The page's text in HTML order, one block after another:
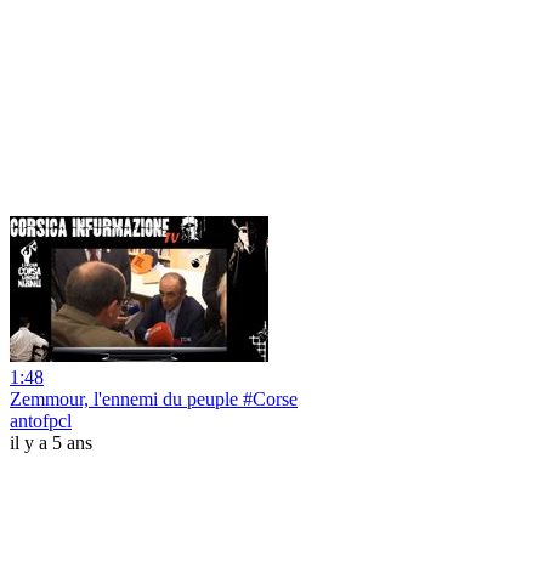
1:48
Zemmour, l'ennemi du peuple #Corse
antofpcl
il y a 5 ans